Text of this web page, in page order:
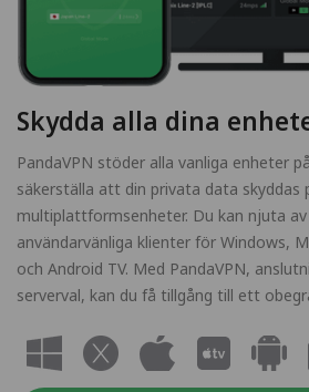
Skydda alla dina
PandaVPN stöder alla vanliga enheter
säkerställa att din privata data skyddas
multiplattformsenheter. Du kan njuta
användarvänliga klienter för Windows,
och Android TV. Med PandaVPN,
serverval, kan du få tillgång till ett